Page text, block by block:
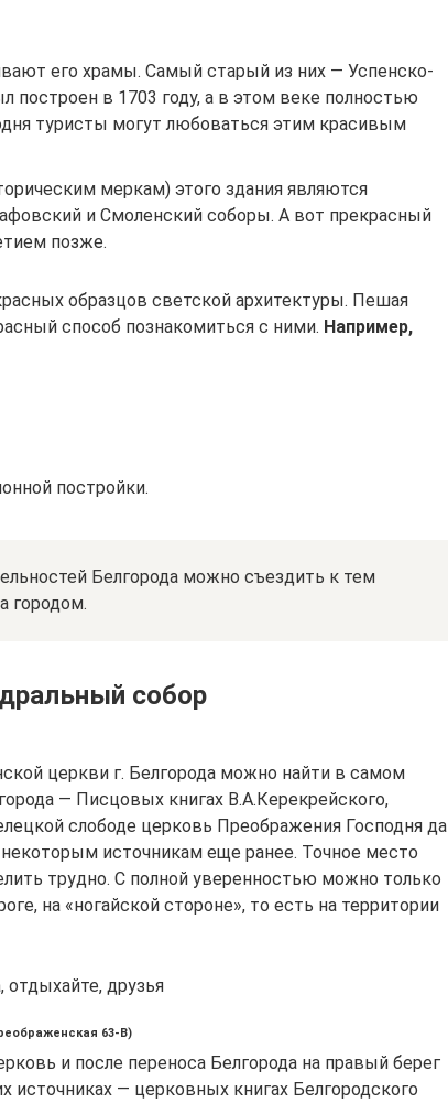
его храмы. Самый старый из них — Успенско-
построен в 1703 году, а в этом веке полностью
туристы могут любоваться этим красивым
меркам) этого здания являются
и Смоленский соборы. А вот прекрасный
позже.
образцов светской архитектуры. Пешая
способ познакомиться с ними. Например,
постройки.
Белгорода можно съездить к тем
городом.
собор
церкви г. Белгорода можно найти в самом
— Писцовых книгах В.А.Керекрейского,
слободе церковь Преображения Господня да
источникам еще ранее. Точное место
трудно. С полной уверенностью можно только
на «ногайской стороне», то есть на территории
отдыхайте, друзья
63-В)
и после переноса Белгорода на правый берег
источниках — церковных книгах Белгородского